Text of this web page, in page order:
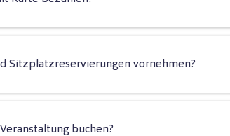
Sitzplatzreservierungen vornehmen?
buchen?